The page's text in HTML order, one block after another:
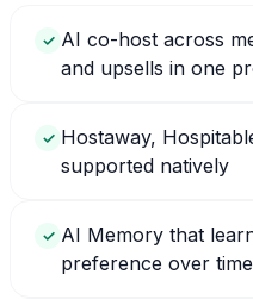
✓ AI co-host across
and upsells in one
✓ Hostaway,
supported natively
✓ AI Memory that
preference over time